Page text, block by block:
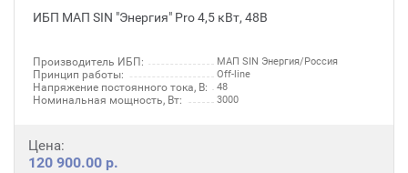
ИБП МАП SIN "Энергия" Pro 4,5 кВт, 48В
Производитель ИБП: МАП SIN Энергия/Россия
Принцип работы: Off-line
Напряжение постоянного тока, В: 48
Номинальная мощность, Вт: 3000
Цена:
120 900.00 р.